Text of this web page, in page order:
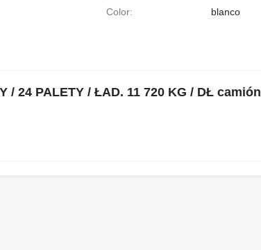
Color: blanco
24 PALETY / ŁAD. 11 720 KG / DŁ camión